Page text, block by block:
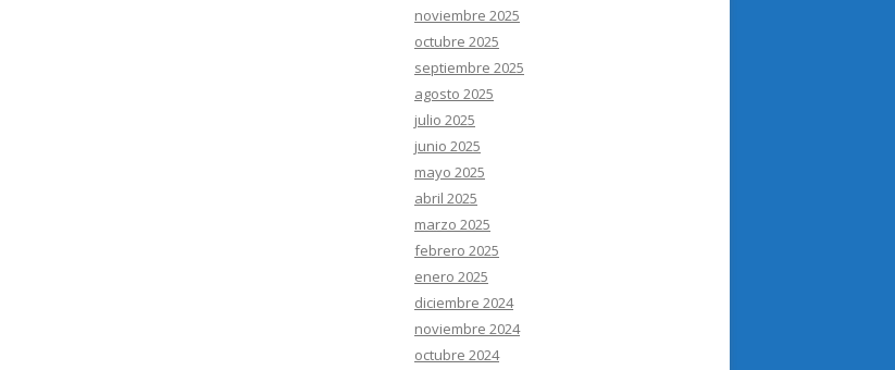
noviembre 2025
octubre 2025
septiembre 2025
agosto 2025
julio 2025
junio 2025
mayo 2025
abril 2025
marzo 2025
febrero 2025
enero 2025
diciembre 2024
noviembre 2024
octubre 2024